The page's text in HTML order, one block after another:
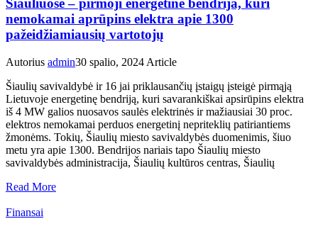
Šiauliuose – pirmoji energetinė bendrija, kuri
nemokamai aprūpins elektra apie 1300
pažeidžiamiausių vartotojų
Autorius admin30 spalio, 2024 Article
Šiaulių savivaldybė ir 16 jai priklausančių įstaigų įsteigė pirmąją
Lietuvoje energetinę bendriją, kuri savarankiškai apsirūpins elektra
iš 4 MW galios nuosavos saulės elektrinės ir mažiausiai 30 proc.
elektros nemokamai perduos energetinį nepriteklių patiriantiems
žmonėms. Tokių, Šiaulių miesto savivaldybės duomenimis, šiuo
metu yra apie 1300. Bendrijos nariais tapo Šiaulių miesto
savivaldybės administracija, Šiaulių kultūros centras, Šiaulių
Read More
Finansai